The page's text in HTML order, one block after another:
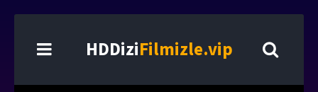
HDDiziFilmizle.vip